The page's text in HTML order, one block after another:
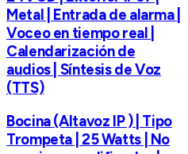
Metal | Entrada de alarma |
Voceo en tiempo real |
Calendarización de
audios | Síntesis de Voz
(TTS)
Bocina (Altavoz IP ) | Tipo
Trompeta | 25 Watts | No